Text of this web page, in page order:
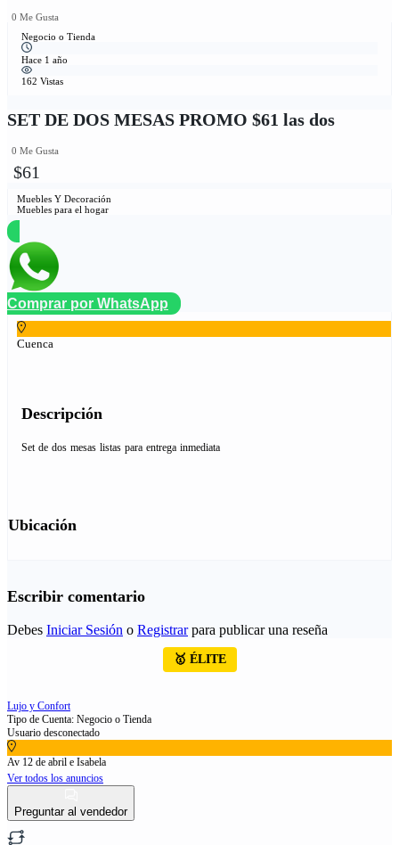
0 Me Gusta
Negocio o Tienda
Hace 1 año
162 Vistas
SET DE DOS MESAS PROMO $61 las dos
0 Me Gusta
$61
Muebles Y Decoración
Muebles para el hogar
Comprar por WhatsApp
Cuenca
Descripción
Set de dos mesas listas para entrega inmediata
Ubicación
Escribir comentario
Debes Iniciar Sesión o Registrarpara publicar una reseña
🥇 ÉLITE
Lujo y Confort
Tipo de Cuenta: Negocio o Tienda
Usuario desconectado
Av 12 de abril e Isabela
Ver todos los anuncios
Preguntar al vendedor